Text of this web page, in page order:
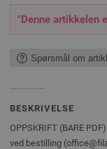
"Denne artikkelen
Spørsmål om
BESKRIVELSE
OPPSKRIFT (BARE
ved bestilling